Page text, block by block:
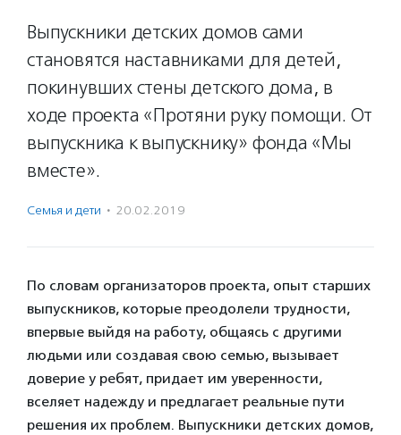
Выпускники детских домов сами
становятся наставниками для детей,
покинувших стены детского дома, в
ходе проекта «Протяни руку помощи. От
выпускника к выпускнику» фонда «Мы
вместе».
Семья и дети · 20.02.2019
По словам организаторов проекта, опыт старших
выпускников, которые преодолели трудности,
впервые выйдя на работу, общаясь с другими
людьми или создавая свою семью, вызывает
доверие у ребят, придает им уверенности,
вселяет надежду и предлагает реальные пути
решения их проблем. Выпускники детских домов,